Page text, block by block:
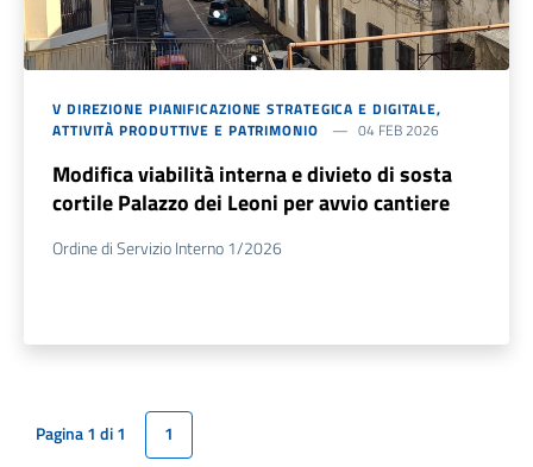
V DIREZIONE PIANIFICAZIONE STRATEGICA E DIGITALE,
ATTIVITÀ PRODUTTIVE E PATRIMONIO
04 FEB 2026
Modifica viabilità interna e divieto di sosta
cortile Palazzo dei Leoni per avvio cantiere
Ordine di Servizio Interno 1/2026
Pagina 1 di 1 1